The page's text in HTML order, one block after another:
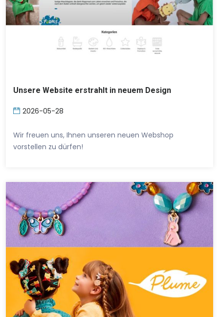
Unsere Website erstrahlt in neuem Design
2026-05-28
Wir freuen uns, Ihnen unseren neuen Webshop
vorstellen zu dürfen!